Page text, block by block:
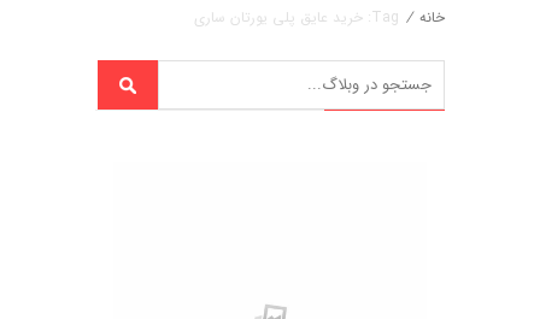
خانه / Tag: خرید عایق پلی یورتان ساری